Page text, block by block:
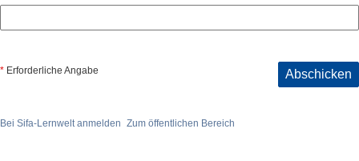
* Erforderliche Angabe Abschicken
Bei Sifa-Lernwelt anmelden Zum öffentlichen Bereich